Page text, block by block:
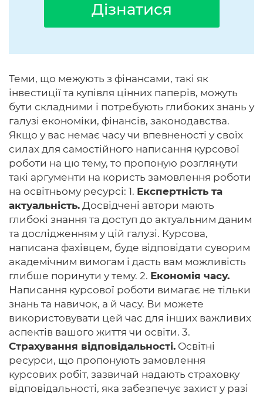
Дізнатися
Теми, що межують з фінансами, такі як
інвестиції та купівля цінних паперів, можуть
бути складними і потребують глибоких знань у
галузі економіки, фінансів, законодавства.
Якщо у вас немає часу чи впевненості у своїх
силах для самостійного написання курсової
роботи на цю тему, то пропоную розглянути
такі аргументи на користь замовлення роботи
на освітньому ресурсі: 1. Експертність та
актуальність. Досвідчені автори мають
глибокі знання та доступ до актуальним даним
та дослідженням у цій галузі. Курсова,
написана фахівцем, буде відповідати суворим
академічним вимогам і дасть вам можливість
глибше поринути у тему. 2. Економія часу.
Написання курсової роботи вимагає не тільки
знань та навичок, а й часу. Ви можете
використовувати цей час для інших важливих
аспектів вашого життя чи освіти. 3.
Страхування відповідальності. Освітні
ресурси, що пропонують замовлення
курсових робіт, зазвичай надають страховку
відповідальності, яка забезпечує захист у разі